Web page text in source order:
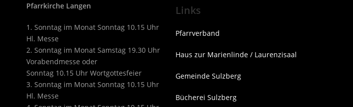
Pfarrkirche Langen
1. Sonntag im Monat Sonntag 10.15 Uhr
Hl. Messe
2. Sonntag im Monat Samstag 19.30 Uhr
Vorabendmesse oder
Sonntag 10.15 Uhr Wortgottesfeier
3. Sonntag im Monat Sonntag 10.15 Uhr
Hl. Messe
Links
Pfarrverband
Haus zur Marienlinde / Laurenzisaal
Gemeinde Sulzberg
Bücherei Sulzberg